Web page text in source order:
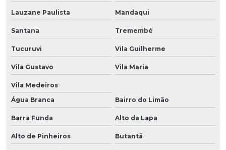
Lauzane Paulista Mandaqui
Santana Tremembé
Tucuruvi Vila Guilherme
Vila Gustavo Vila Maria
Vila Medeiros
Água Branca
Bairro do Limão
Barra Funda Alto da Lapa
Alto de Pinheiros Butantã